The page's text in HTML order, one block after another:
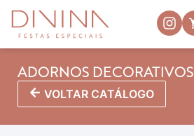
ADORNOS DECORATIVOS
VOLTAR CATÁLOGO